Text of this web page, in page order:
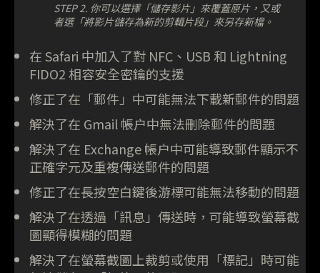
STEP 2. 你可以選擇「儲存影片」來覆蓋原片，又或
者選「將影片儲存為新的剪輯片段」來另存新檔。
在 Safari 中加入了對 NFC、USB 和 Lightning
FIDO2 相容安全密鑰的支援
修正了在「郵件」中可能無法下載新郵件的問題
解決了在 Gmail 帳户中無法刪除郵件的問題
解決了在 Exchange 帳户中可能導致郵件顯示不
正確字元及重複傳送郵件的問題
修正了在長按空白鍵後游標可能無法移動的問題
解決了在透過「訊息」傳送時，可能導致螢幕截
圖顯得模糊的問題
解決了在螢幕截圖上裁剪或使用「標記」時可能